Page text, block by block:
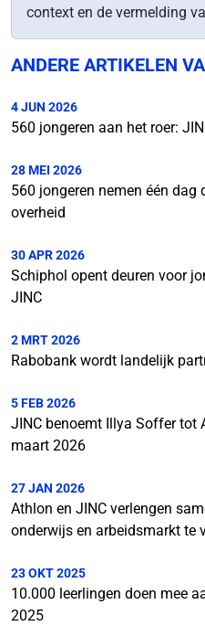
context en de vermelding
ANDERE ARTIKELEN
4 JUN 2026
560 jongeren aan het roer:
28 MEI 2026
560 jongeren nemen één dag
overheid
30 APR 2026
Schiphol opent deuren voor
JINC
2 MRT 2026
Rabobank wordt landelijk
5 FEB 2026
JINC benoemt Illya Soffer tot
maart 2026
27 JAN 2026
Athlon en JINC verlengen
onderwijs en arbeidsmarkt te
23 OKT 2025
10.000 leerlingen doen mee
2025